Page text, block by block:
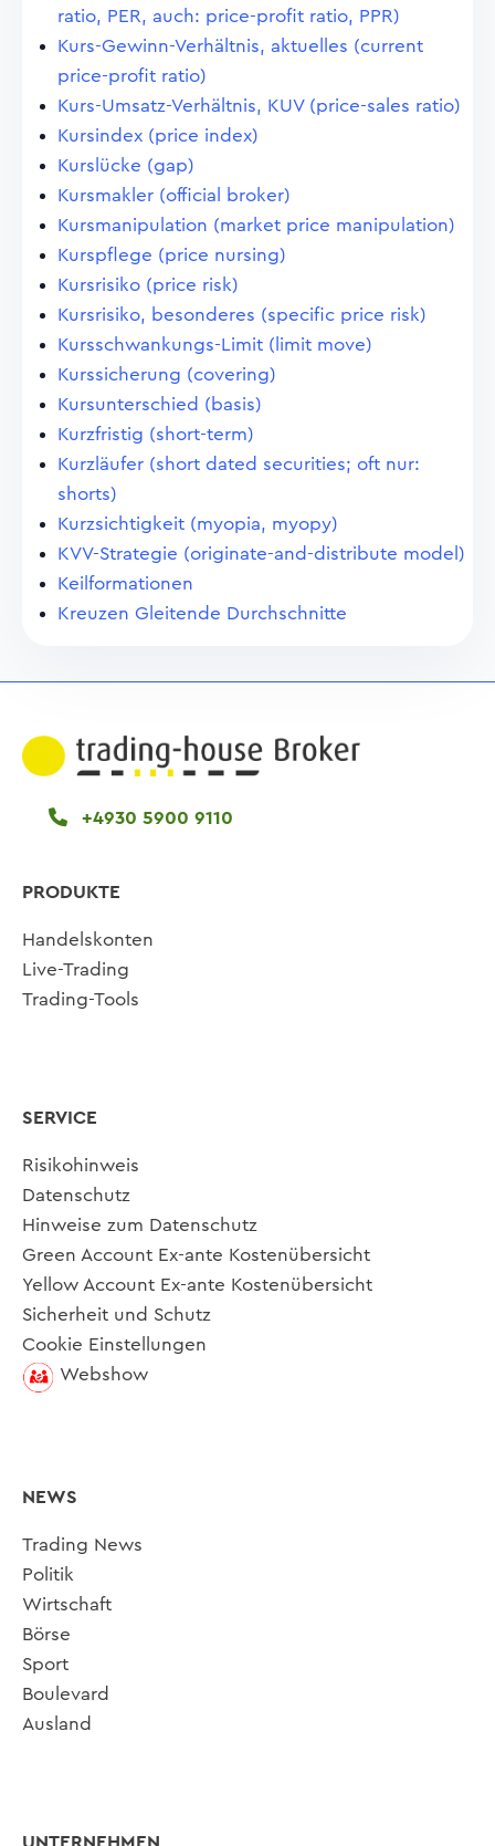
ratio, PER, auch: price-profit ratio, PPR)
Kurs-Gewinn-Verhältnis, aktuelles (current
price-profit ratio)
Kurs-Umsatz-Verhältnis, KUV (price-sales ratio)
Kursindex (price index)
Kurslücke (gap)
Kursmakler (official broker)
Kursmanipulation (market price manipulation)
Kurspflege (price nursing)
Kursrisiko (price risk)
Kursrisiko, besonderes (specific price risk)
Kursschwankungs-Limit (limit move)
Kurssicherung (covering)
Kursunterschied (basis)
Kurzfristig (short-term)
Kurzläufer (short dated securities; oft nur:
shorts)
Kurzsichtigkeit (myopia, myopy)
KVV-Strategie (originate-and-distribute model)
Keilformationen
Kreuzen Gleitende Durchschnitte
+4930 5900 9110
PRODUKTE
Handelskonten
Live-Trading
Trading-Tools
SERVICE
Risikohinweis
Datenschutz
Hinweise zum Datenschutz
Green Account Ex-ante Kostenübersicht
Yellow Account Ex-ante Kostenübersicht
Sicherheit und Schutz
Cookie Einstellungen
Webshow
NEWS
Trading News
Politik
Wirtschaft
Börse
Sport
Boulevard
Ausland